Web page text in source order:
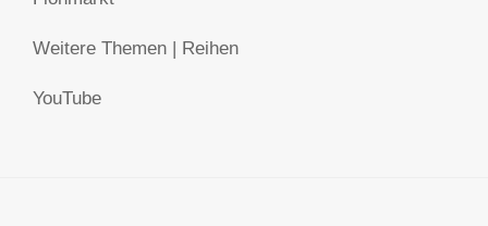
Weitere Themen | Reihen
YouTube